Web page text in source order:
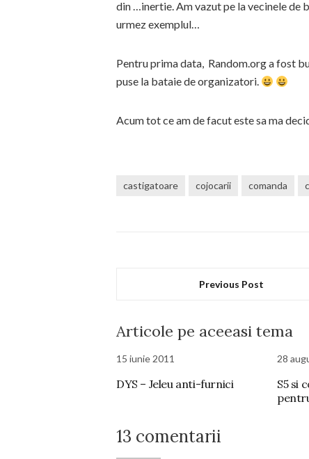
din …inertie. Am vazut pe la vecinele de
urmez exemplul…
Pentru prima data, Random.org a fost
puse la bataie de organizatori.
Acum tot ce am de facut este sa ma
castigatoare cojocarii comanda
Previous Post
Articole pe aceeasi tema
15 iunie 2011
DYS – Jeleu anti-furnici
28
S5 si
13 comentarii